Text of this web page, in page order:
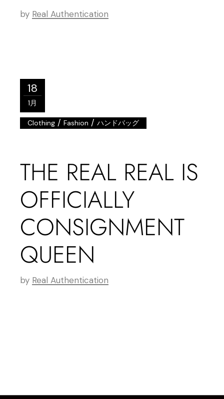
by Real Authentication
18
1月
Clothing /Fashion /ハンドバッグ
THE REAL REAL IS
OFFICIALLY
CONSIGNMENT
QUEEN
by Real Authentication